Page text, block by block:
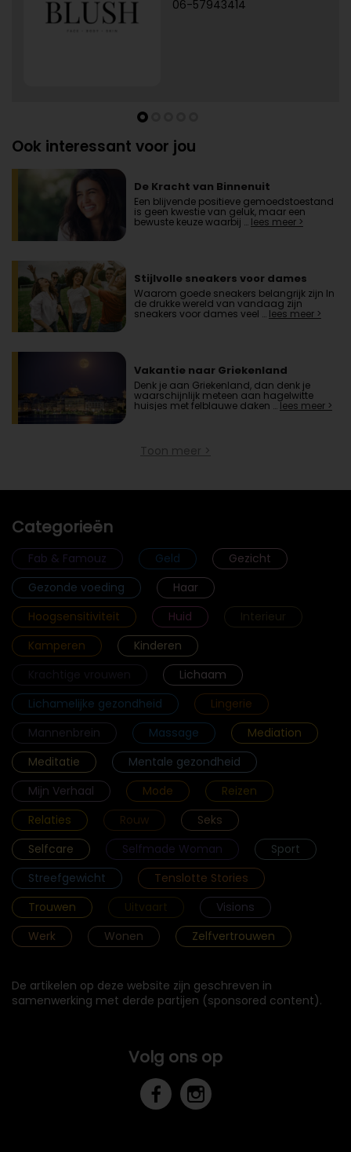
06-57943414
Ook interessant voor jou
De Kracht van Binnenuit
Een blijvende positieve gemoedstoestand
is geen kwestie van geluk, maar een
bewuste keuze waarbij … lees meer >
Stijlvolle sneakers voor dames
Waarom goede sneakers belangrijk zijn In
de drukke wereld van vandaag zijn
sneakers voor dames veel … lees meer >
Vakantie naar Griekenland
Denk je aan Griekenland, dan denk je
waarschijnlijk meteen aan hagelwitte
huisjes met felblauwe daken …lees meer >
Toon meer >
Categorieën
Fab & Famouz Geld
Gezicht
Gezonde voeding
Haar
Hoogsensitiviteit
Huid
Interieur
Kamperen
Kinderen
Lichaam
Lichamelijke gezondheid
Lingerie
Mannenbrein
Massage
Mediation
Meditatie
Mentale gezondheid
Mijn Verhaal
Mode
Reizen
Relaties
Rouw
Seks
Selfcare
Selfmade Woman
Sport
Streefgewicht
Tenslotte Stories
Trouwen
Uitvaart
Visions
Werk
Wonen Zelfvertrouwen
De artikelen op deze website zijn geschreven in
samenwerking met derde partijen (sponsored content).
Volg ons op